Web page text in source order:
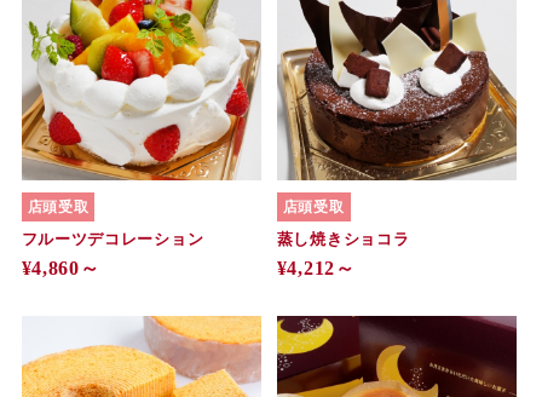
店頭受取
フルーツデコレーション
¥4,860～
店頭受取
蒸し焼きショコラ
¥4,212～